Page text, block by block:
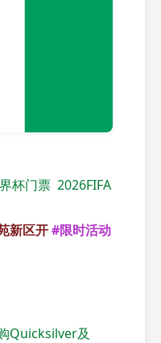
杯门票 2026FIFA
新区开#限时活动
Quicksilver及